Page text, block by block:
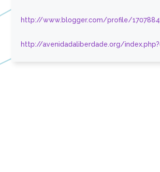
http://www.blogger.com/profile/
http://avenidadaliberdade.org/